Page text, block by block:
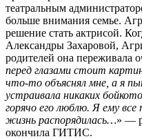
театральным
больше внимания семье.
решение стать актрисой.
Александры Захаровой,
родителей она переживала
перед глазами стоит
что-то объяснял мне, а я
устраивала никаких
горячо его люблю. Я ему
жизнь распорядилась…» —
окончила ГИТИС.